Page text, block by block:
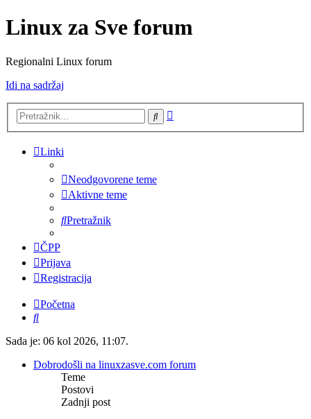
Linux za Sve forum
Regionalni Linux forum
Idi na sadržaj
Pretražnik
Linki
Neodgovorene teme
Aktivne teme
Pretražnik
ČPP
Prijava
Registracija
Početna
Pretražnik
Sada je: 06 kol 2026, 11:07.
Dobrodošli na linuxzasve.com forum
Teme
Postovi
Zadnji post